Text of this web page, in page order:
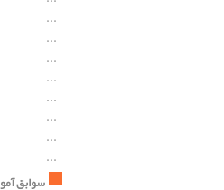
...
...
...
...
...
...
...
...
سوابق